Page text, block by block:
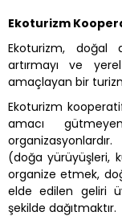
Ekoturizm
Ekoturizm, doğal
artırmayı ve
amaçlayan bir
Ekoturizm
amacı
(doğa yürüyüşleri,
organize etmek,
elde edilen geliri
şekilde dağıtmaktır.